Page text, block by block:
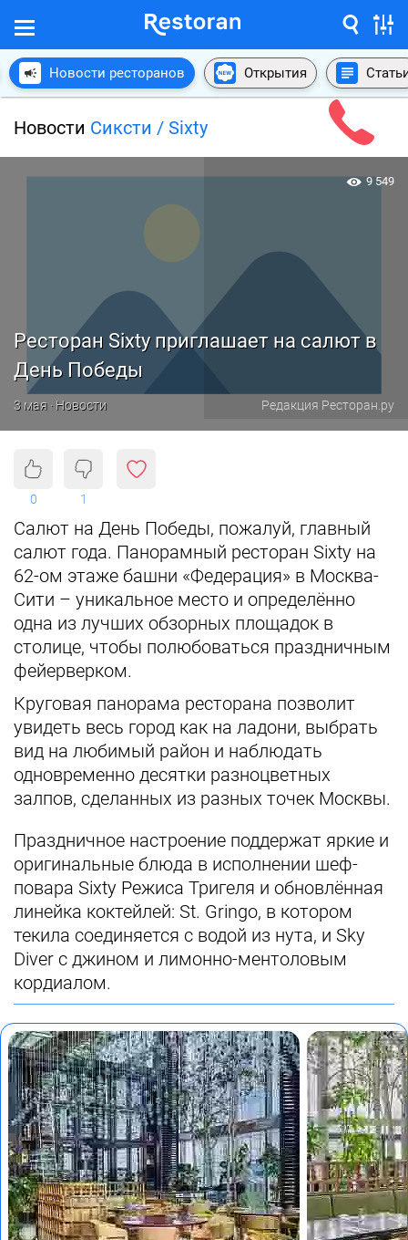
Новости ресторанов Открытия
Новости Сиксти / Sixty
Ресторан Sixty приглашает на салют в
День Победы
3 мая · Новости Редакция Ресторан.ру
9 549
0 1
Салют на День Победы, пожалуй, главный
салют года. Панорамный ресторан Sixty на
62-ом этаже башни «Федерация» в Москва-
Сити – уникальное место и определённо
одна из лучших обзорных площадок в
столице, чтобы полюбоваться праздничным
фейерверком.
Круговая панорама ресторана позволит
увидеть весь город как на ладони, выбрать
вид на любимый район и наблюдать
одновременно десятки разноцветных
залпов, сделанных из разных точек Москвы.
Праздничное настроение поддержат яркие и
оригинальные блюда в исполнении шеф-
повара Sixty Режиса Тригеля и обновлённая
линейка коктейлей: St. Gringo, в котором
текила соединяется с водой из нута, и Sky
Diver с джином и лимонно-ментоловым
кордиалом.